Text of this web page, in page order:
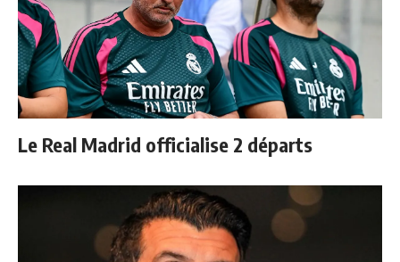
Le Real Madrid officialise 2 départs